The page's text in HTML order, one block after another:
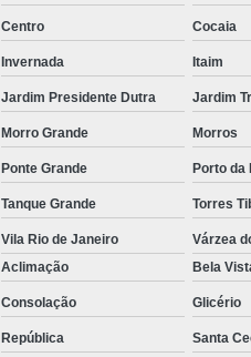
Centro Cocaia
Invernada Itaim
Jardim Presidente Dutra Jardim
Morro Grande Morros
Ponte Grande Porto da
Tanque Grande Torres
Vila Rio de Janeiro Várzea
Aclimação
Bela
Consolação Glicério
República Santa